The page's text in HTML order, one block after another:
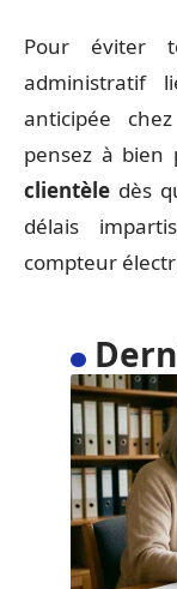
Pour éviter
administratif
anticipée
pensez à bien
clientèle dès
délais
compteur